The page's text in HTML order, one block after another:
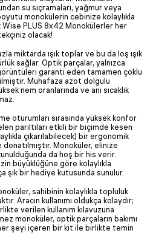
su sıçramaları, yağmur veya
monokülerin cebinize kolaylıkla
Wise PLUS 8x42 Monokülerler her
olacak!
miktarda ışık toplar ve bu da loş ışık
sağlar. Optik parçalar, yalnızca
garanti eden tamamen çoklu
Muhafaza azot dolgulu
nem oranlarında ve ani sıcaklık
oturumları sırasında yüksek konfor
parıltıları etkili bir biçimde kesen
çıkarılabilecek) bir ergonomik
Monoküler, elinize
da hoş bir his verir.
büyüklüğüne göre kolaylıkla
şık bir hediye kutusunda sunulur.
sahibinin kolaylıkla topluluk
Aracın kullanımı oldukça kolaydır;
verilen kullanım kılavuzuna
monoküler, optik parçaların bakımı
şeyi içeren bir kit ile birlikte temin